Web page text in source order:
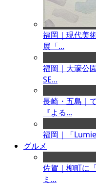
福岡｜現代美
展「...
福岡｜大濠公
SE...
長崎・五島｜
『よる...
福岡｜「
グルメ
佐賀｜柳町に
ミ...